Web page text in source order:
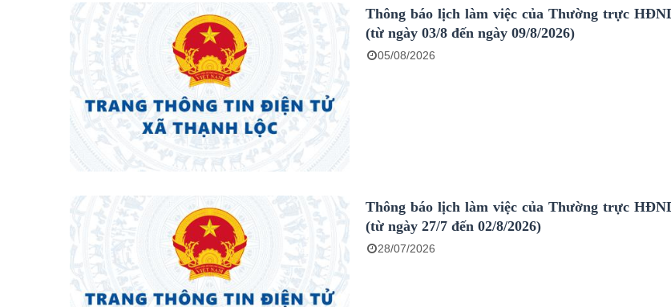
Thông báo lịch làm việc của Thường trực
(từ ngày 03/8 đến ngày 09/8/2026)
05/08/2026
Thông báo lịch làm việc của Thường trực
(từ ngày 27/7 đến 02/8/2026)
28/07/2026